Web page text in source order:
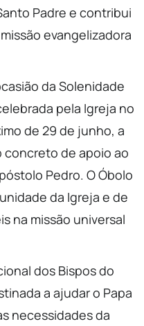
Padre e contribui
evangelizadora
da Solenidade
pela Igreja no
de 29 de junho, a
de apoio ao
Pedro. O Óbolo
da Igreja e de
na missão universal
dos Bispos do
a ajudar o Papa
necessidades da